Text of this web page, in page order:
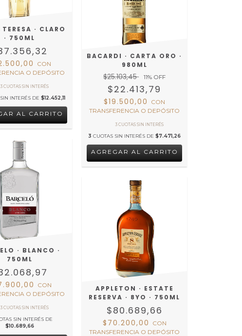
· CLARO
· 750ML
CON
O DEPÓSITO
INTERÉS DE$12.452,11
BACARDI · CARTA ORO ·
980ML
$25.103,45 11% OFF
$22.413,79
$19.500,00
CON
TRANSFERENCIA O DEPÓSITO
3 CUOTAS SIN INTERÉS DE$7.471,26
· BLANCO ·
750ML
CON
O DEPÓSITO
SIN INTERÉS DE
$10.689,66
APPLETON · ESTATE
RESERVA · 8YO · 750ML
$80.689,66
$70.200,00
CON
TRANSFERENCIA O DEPÓSITO